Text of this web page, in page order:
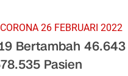
26 FEBRUARI 2022
Bertambah
Pasien